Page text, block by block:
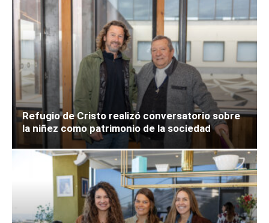
Refugio de Cristo realizó conversatorio sobre
la niñez como patrimonio de la sociedad